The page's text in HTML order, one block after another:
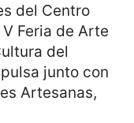
del Centro
Feria de Arte
del
junto con
Artesanas,